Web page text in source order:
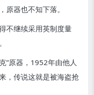
原器也不知下落。
不继续采用英制度量
”原器，1952年由他人
，传说这就是被海盗抢